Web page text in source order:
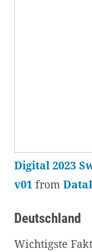
Digital 2023
v01 from
Deutschland
Wichtigste